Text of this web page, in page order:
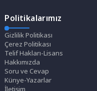
Politikalarımız
Gizlilik Politikası
Çerez Politikası
Telif Hakları-Lisans
Hakkımızda
Soru ve Cevap
Künye-Yazarlar
İletişim